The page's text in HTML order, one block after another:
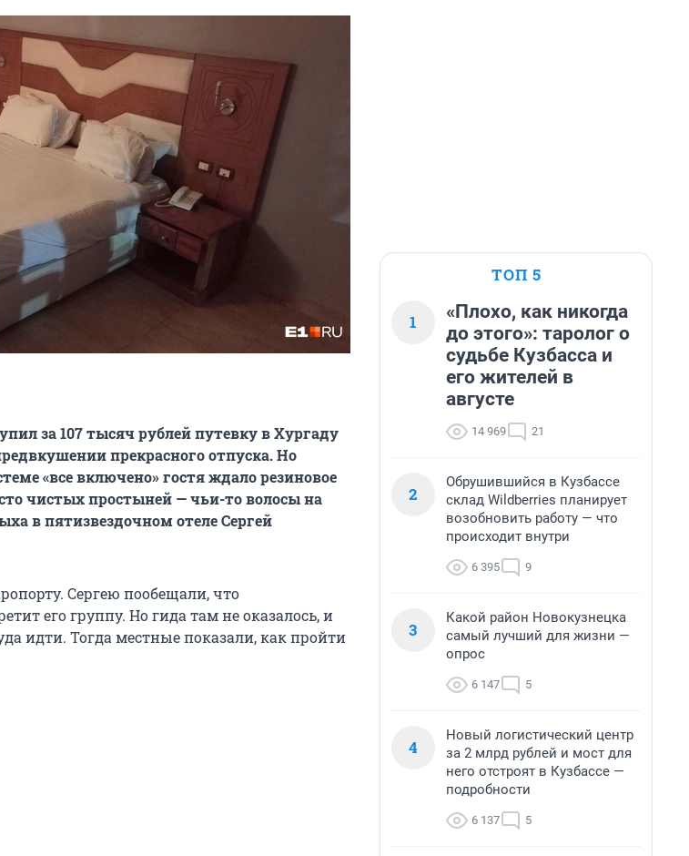
за 107 тысяч рублей путевку в Хургаду
прекрасного отпуска. Но
«все включено» гостя ждало резиновое
чистых простыней — чьи-то волосы на
в пятизвездочном отеле Сергей
Сергею пообещали, что
его группу. Но гида там не оказалось, и
идти. Тогда местные показали, как пройти
ТОП 5
1
«Плохо, как никогда
до этого»: таролог о
судьбе Кузбасса и
его жителей в
августе
14 969 21
2
Обрушившийся в Кузбассе
склад Wildberries планирует
возобновить работу — что
происходит внутри
6 395 9
3
Какой район Новокузнецка
самый лучший для жизни —
опрос
6 147 5
4
Новый логистический центр
за 2 млрд рублей и мост для
него отстроят в Кузбассе —
подробности
6 137 5